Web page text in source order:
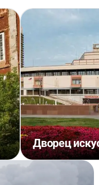
Дворец